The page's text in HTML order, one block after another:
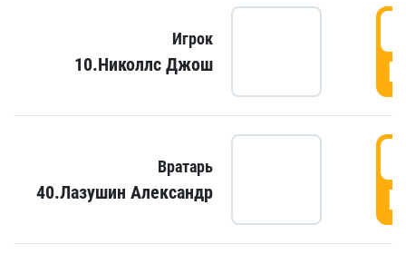
Игрок
10.Николлс Джош
Вратарь
40.Лазушин Александр